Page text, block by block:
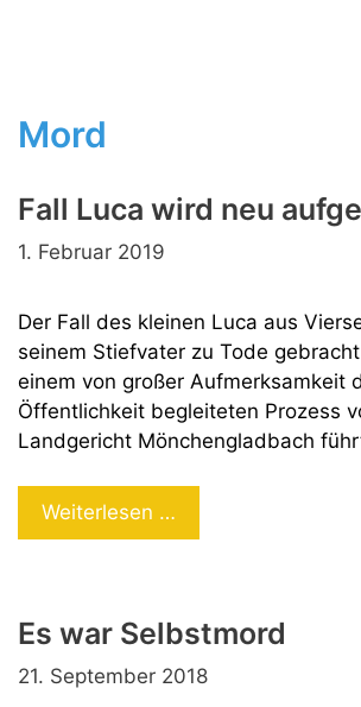
Mord
Fall Luca wird neu
1. Februar 2019
Der Fall des kleinen Luca aus
seinem Stiefvater zu Tode
einem von großer Aufmerksamkeit
Öffentlichkeit begleiteten Prozess
Landgericht Mönchengladbach
Weiterlesen …
Luca
aufgerollt
Es war Selbstmord
21. September 2018